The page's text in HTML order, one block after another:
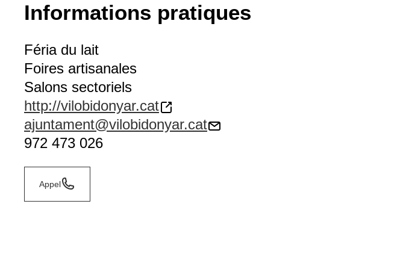
Informations pratiques
Féria du lait
Foires artisanales
Salons sectoriels
http://vilobidonyar.cat
ajuntament@vilobidonyar.cat
972 473 026
Appel